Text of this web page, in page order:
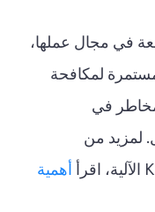
في مجال عملها،
لمكافحة
في
لمزيد من
أهمية